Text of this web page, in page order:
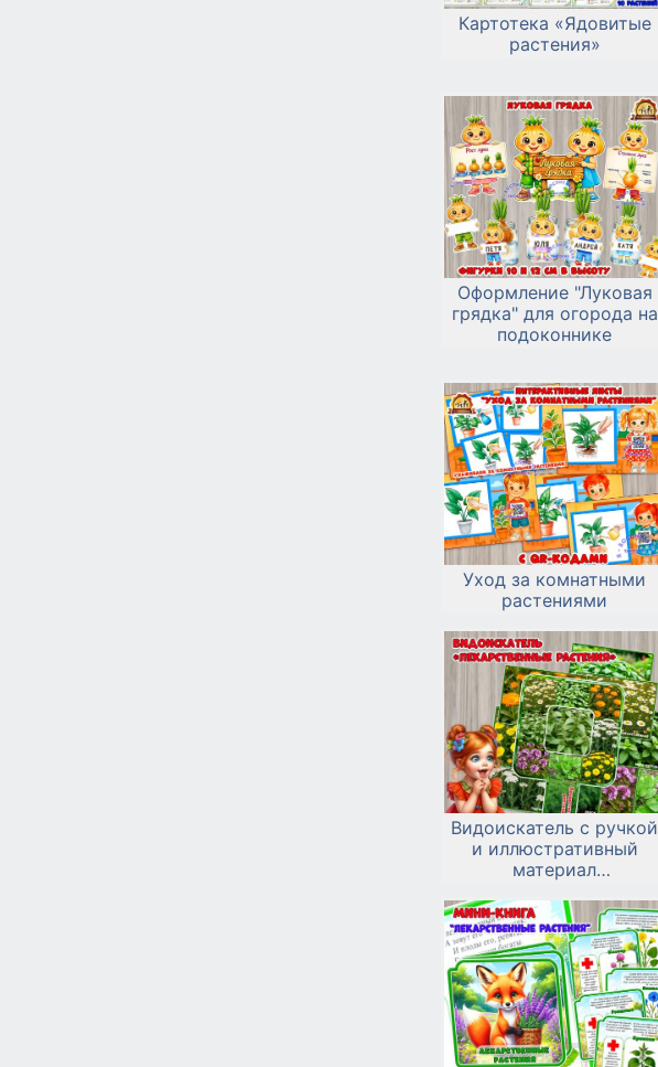
Картотека «Ядовитые
растения»
Оформление "Луковая
грядка" для огорода на
подоконнике
Уход за комнатными
растениями
Видоискатель с ручкой
и иллюстративный
материал
растения»